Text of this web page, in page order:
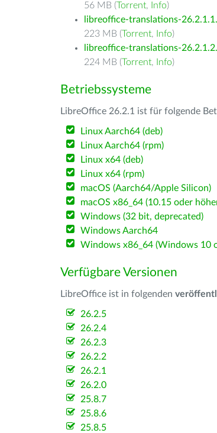
56 MB (Torrent, Info)
libreoffice-translations-
223 MB (Torrent, Info)
libreoffice-translations-
224 MB (Torrent, Info)
Betriebssysteme
LibreOffice 26.2.1 ist für folgende
Linux Aarch64 (deb)
Linux Aarch64 (rpm)
Linux x64 (deb)
Linux x64 (rpm)
macOS (Aarch64/Apple Silicon)
macOS x86_64 (10.15 oder
Windows (32 bit, deprecated)
Windows Aarch64
Windows x86_64 (Windows 10
Verfügbare Versionen
LibreOffice ist in folgenden
26.2.5
26.2.4
26.2.3
26.2.2
26.2.1
26.2.0
25.8.7
25.8.6
25.8.5